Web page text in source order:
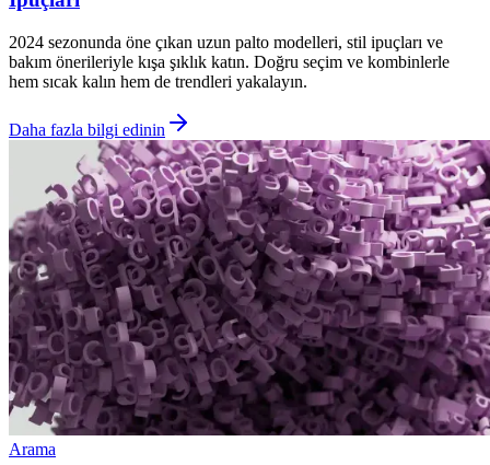
2024 sezonunda öne çıkan uzun palto modelleri, stil ipuçları ve
bakım önerileriyle kışa şıklık katın. Doğru seçim ve kombinlerle
hem sıcak kalın hem de trendleri yakalayın.
Daha fazla bilgi edinin
Arama